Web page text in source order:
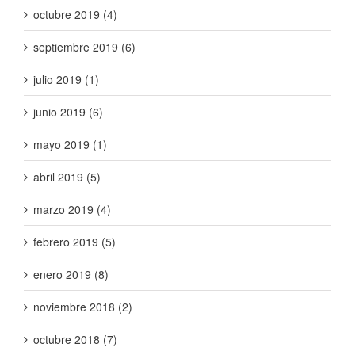
octubre 2019 (4)
septiembre 2019 (6)
julio 2019 (1)
junio 2019 (6)
mayo 2019 (1)
abril 2019 (5)
marzo 2019 (4)
febrero 2019 (5)
enero 2019 (8)
noviembre 2018 (2)
octubre 2018 (7)